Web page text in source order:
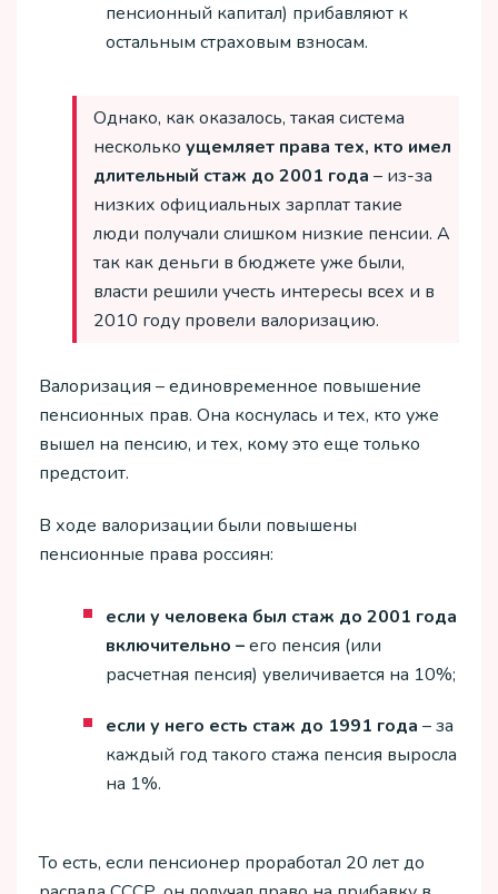
пенсионный капитал) прибавляют к
остальным страховым взносам.
Однако, как оказалось, такая система
несколько ущемляет права тех, кто имел
длительный стаж до 2001 года – из-за
низких официальных зарплат такие
люди получали слишком низкие пенсии. А
так как деньги в бюджете уже были,
власти решили учесть интересы всех и в
2010 году провели валоризацию.
Валоризация – единовременное повышение
пенсионных прав. Она коснулась и тех, кто уже
вышел на пенсию, и тех, кому это еще только
предстоит.
В ходе валоризации были повышены
пенсионные права россиян:
если у человека был стаж до 2001 года
включительно –его пенсия (или
расчетная пенсия) увеличивается на 10%;
если у него есть стаж до 1991 года – за
каждый год такого стажа пенсия выросла
на 1%.
То есть, если пенсионер проработал 20 лет до